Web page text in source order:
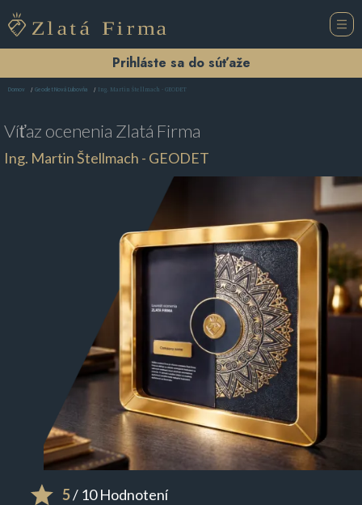
Prihláste sa do súťaže
Domov Geodet Nová Ľubovňa Ing. Martin Štellmach - GEODET
Víťaz ocenenia Zlatá Firma
Ing. Martin Štellmach - GEODET
5/ 10 Hodnotení